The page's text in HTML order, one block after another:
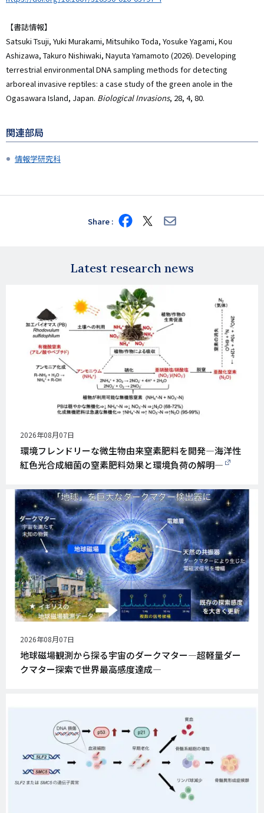
【書誌情報】
Satsuki Tsuji, Yuki Murakami, Mitsuhiko Toda, Yosuke Yagami, Kou
Ashizawa, Takuro Nishiwaki, Nayuta Yamamoto (2026). Developing
terrestrial environmental DNA sampling methods for detecting
arboreal invasive reptiles: a case study of the green anole in the
Ogasawara Island, Japan. Biological Invasions, 28, 4, 80.
関連部局
情報学研究科
Share Share
on
Share
on
Share
via
Latest research news
公
開
日
2026年08月07日
環境フレンドリーな微生物由来窒素肥料を開発―海洋性
紅色光合成細菌の窒素肥料効果と環境負荷の解明―
公
開
日
2026年08月07日
地球磁場観測から探る宇宙のダークマター―超軽量ダー
クマター探索で世界最高感度達成―